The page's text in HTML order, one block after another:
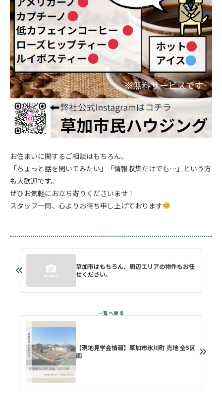
お住まいに関するご相談はもちろん、
「ちょっと話を聞いてみたい」「情報収集だけでも…」という方
も大歓迎です。
ぜひお気軽にお立ち寄りくださいませ！
スタッフ一同、心よりお待ち申し上げております
草加市はもちろん、周辺エリアの物件もお任
せください。
【現地見学会情報】草加市氷川町 売地 全5区
画